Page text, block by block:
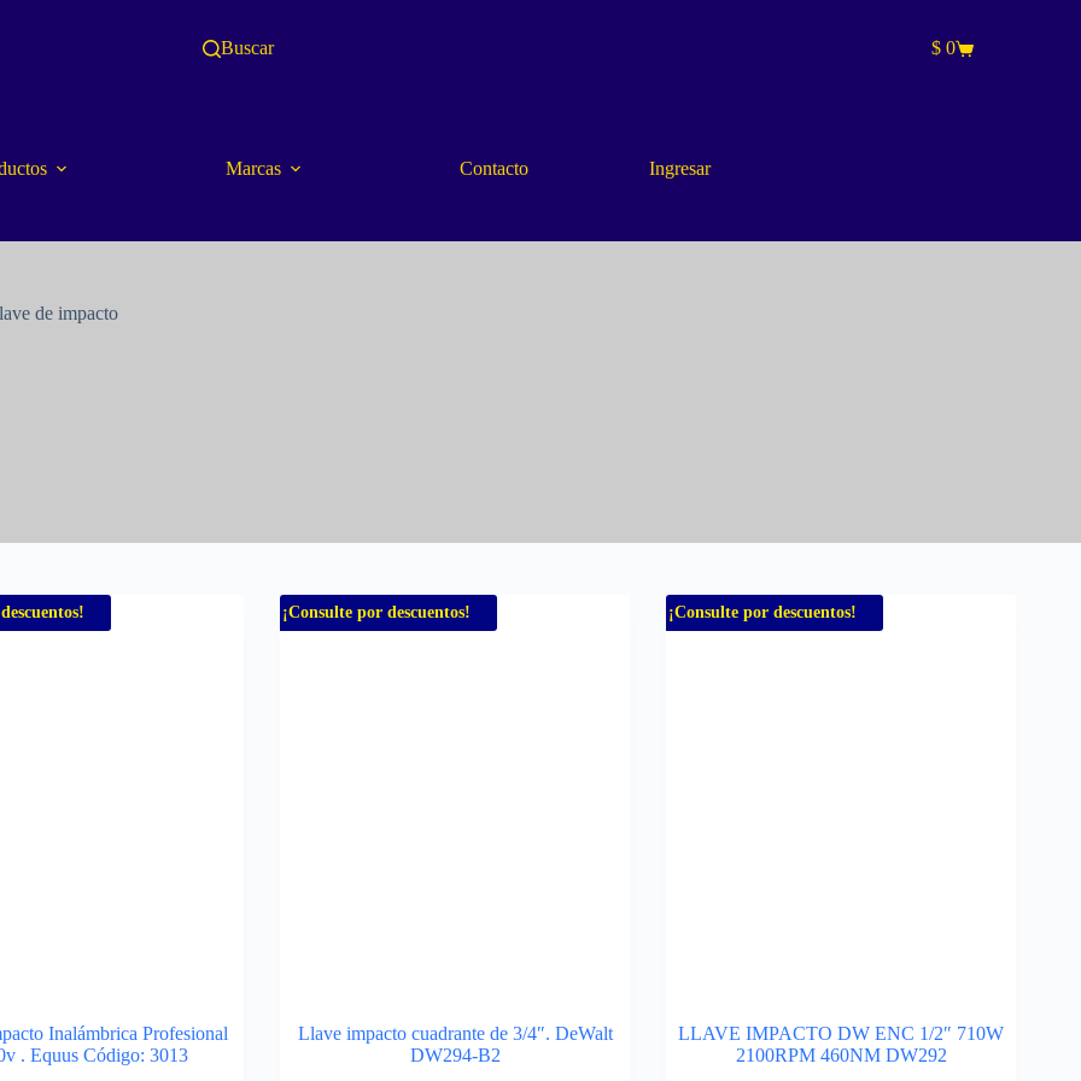
Buscar
Carro
$ 0
Marcas Contacto Ingresar
de impacto
Inalámbrica Profesional
. Equus Código: 3013
¡Consulte por descuentos!
Llave impacto cuadrante de 3/4″. DeWalt
DW294-B2
¡Consulte por descuentos!
LLAVE IMPACTO DW ENC 1/2″ 710W
2100RPM 460NM DW292